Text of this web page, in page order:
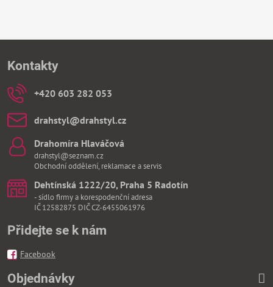
Kontakty
+420 603 282 053
drahstyl​@drahstyl​.cz
Drahomíra Hlaváčová
drahstyl@seznam.cz
Obchodní oddělení, reklamace a servis
Dehtínská 1222/20, Praha 5 Radotín
- sídlo firmy a korespodenční adresa
IČ 12582875 DIČ CZ-6455061976
Přidejte se k nám
Facebook
Objednávky